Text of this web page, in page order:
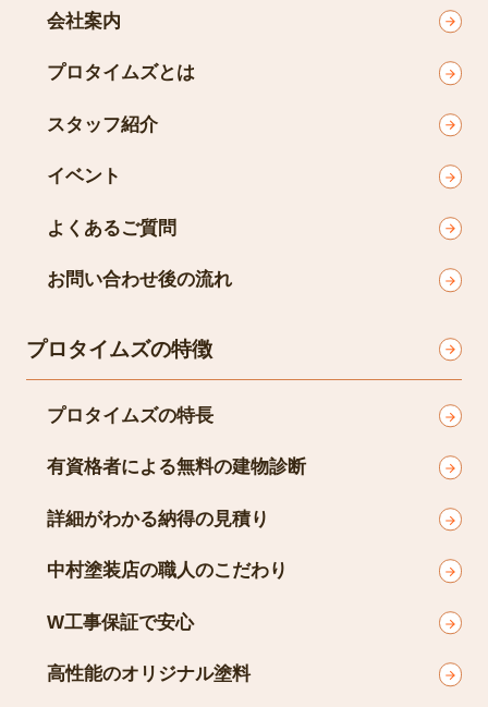
会社案内
プロタイムズとは
スタッフ紹介
イベント
よくあるご質問
お問い合わせ後の流れ
プロタイムズの特徴
プロタイムズの特長
有資格者による無料の建物診断
詳細がわかる納得の見積り
中村塗装店の職人のこだわり
W工事保証で安心
高性能のオリジナル塗料